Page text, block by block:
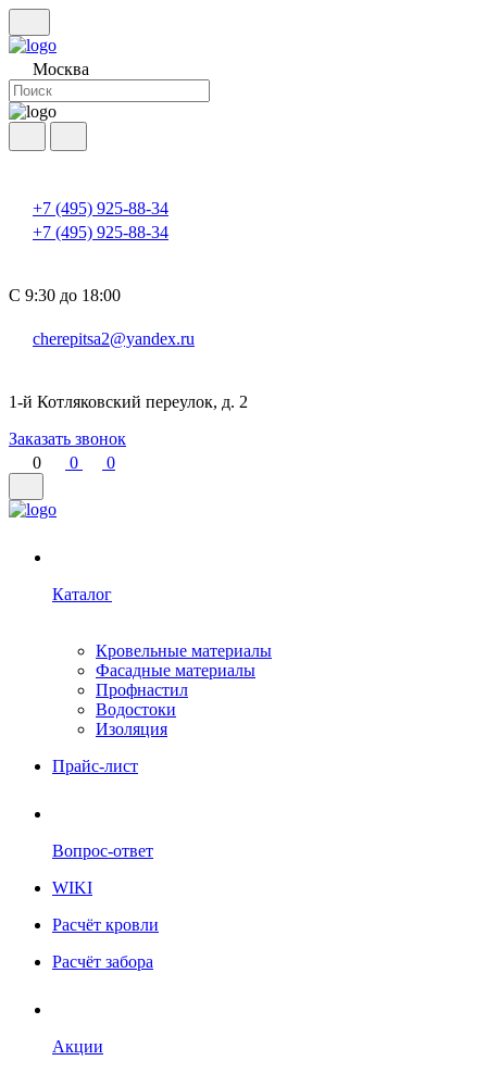
Москва
+7 (495) 925-88-34
+7 (495) 925-88-34
С 9:30 до 18:00
cherepitsa2@yandex.ru
1-й Котляковский переулок, д. 2
Заказать звонок
0
0 0
Каталог
Кровельные материалы
Фасадные материалы
Профнастил
Водостоки
Изоляция
Прайс-лист
Вопрос-ответ
WIKI
Расчёт кровли
Расчёт забора
Акции